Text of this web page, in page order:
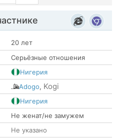
20 лет
Серьёзные отношения
Нигерия
Adogo, Kogi
Нигерия
Не женат/не замужем
Не указано